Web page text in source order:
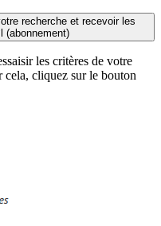
recherche et recevoir les
(abonnement)
les critères de votre
cela, cliquez sur le bouton